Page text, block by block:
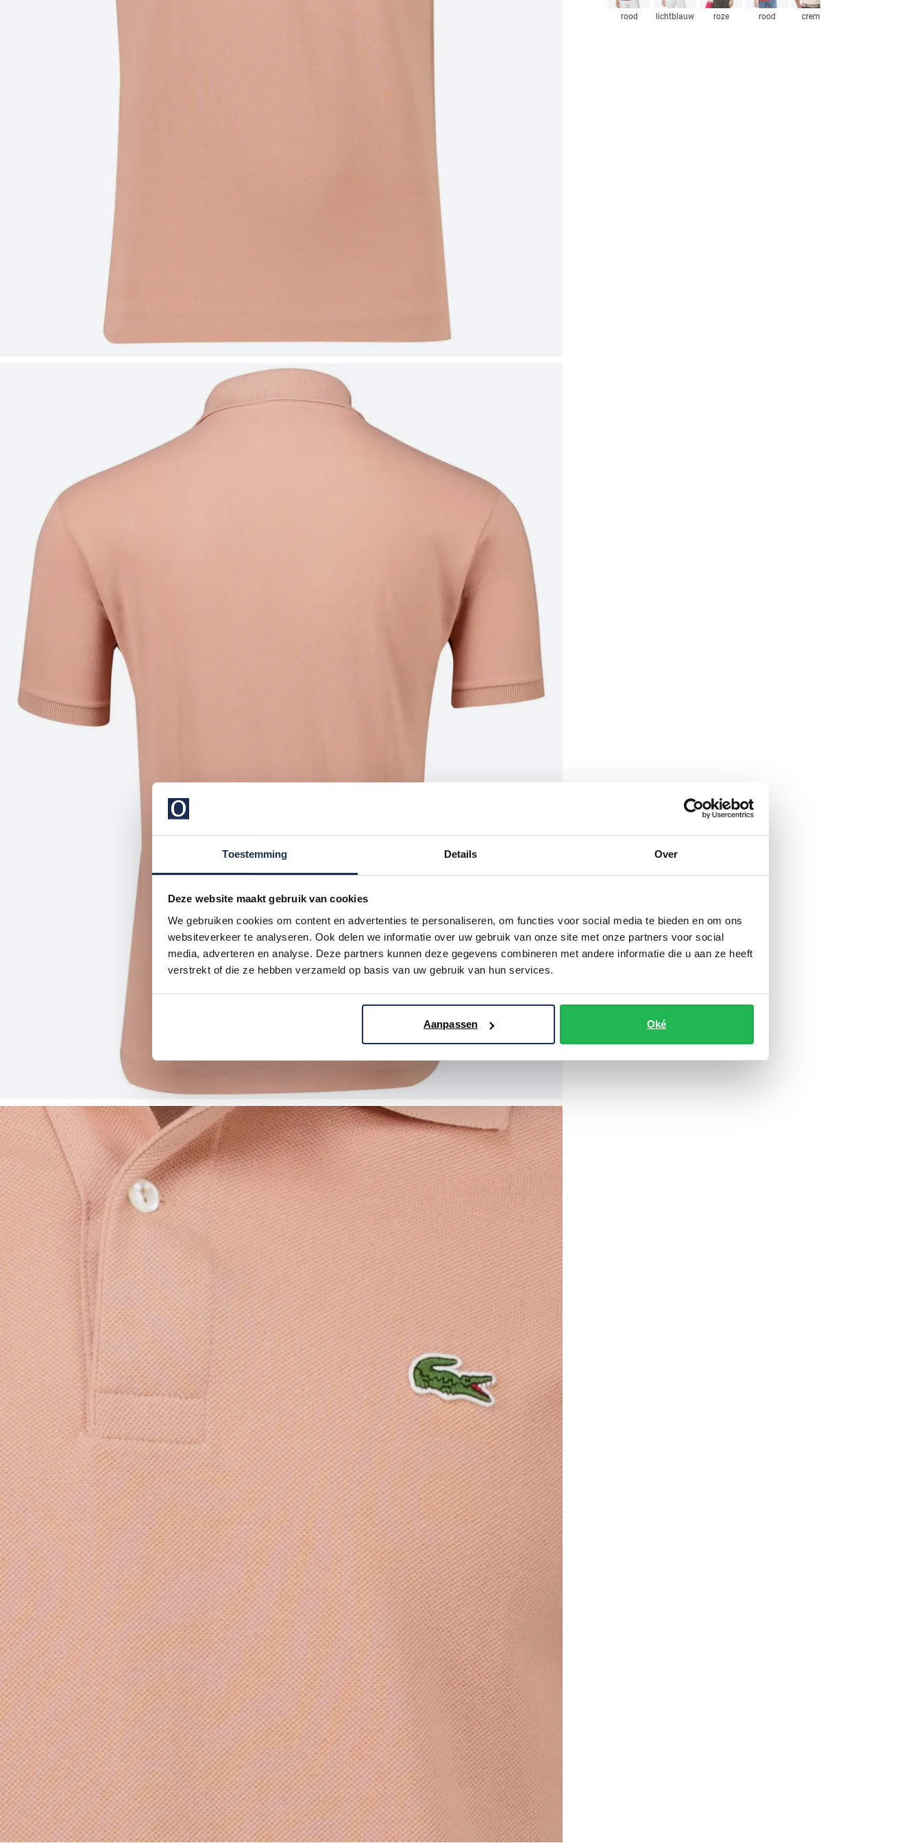
Toestemming Details Over
Deze website maakt gebruik van cookies
We gebruiken cookies om content en advertenties te personaliseren, om functies voor social media te bieden en om ons
websiteverkeer te analyseren. Ook delen we informatie over uw gebruik van onze site met onze partners voor social
media, adverteren en analyse. Deze partners kunnen deze gegevens combineren met andere informatie die u aan ze heeft
verstrekt of die ze hebben verzameld op basis van uw gebruik van hun services.
Aanpassen Oké
rood lichtblauw roze rood creme